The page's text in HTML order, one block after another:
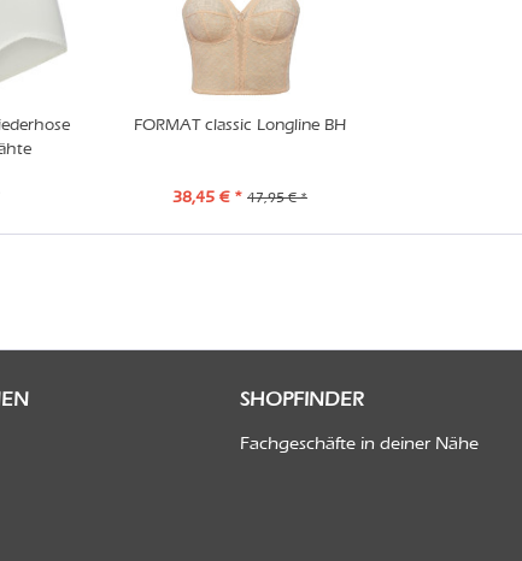
FORMAT classic Longline BH
38,45 € * 47,95 € *
SHOPFINDER
Fachgeschäfte in deiner Nähe